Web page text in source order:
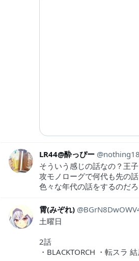
LR44@酔っぴー
そういう感じの話なの？王
攻モノローグで何代も先の
色々な年代の話をするのだろ
霄(みぞれ)
土曜日
2話
・BLACKTORCH ・転スラ